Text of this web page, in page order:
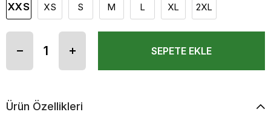
XXS XS S M L XL 2XL
Ürün Özellikleri